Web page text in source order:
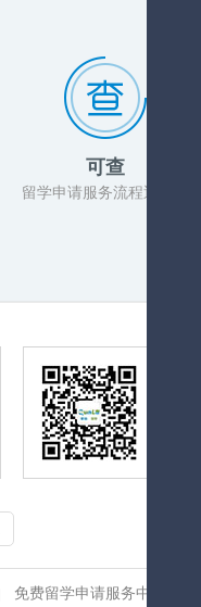
可查
留学申请服务流程透明化
免费留学申请服务中心